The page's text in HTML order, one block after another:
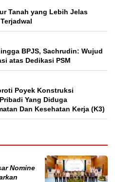
Tanah yang Lebih Jelas
BPJS, Sachrudin: Wujud
atas Dedikasi PSM
Poyek Konstruksi
Yang Diduga
Dan Kesehatan Kerja (K3)
Nomine